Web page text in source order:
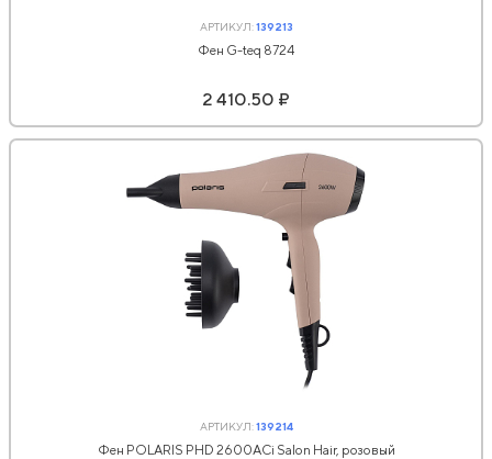
АРТИКУЛ:139213
Фен G-teq 8724
2 410.50 ₽
АРТИКУЛ:139214
Фен POLARIS PHD 2600ACi Salon Hair, розовый